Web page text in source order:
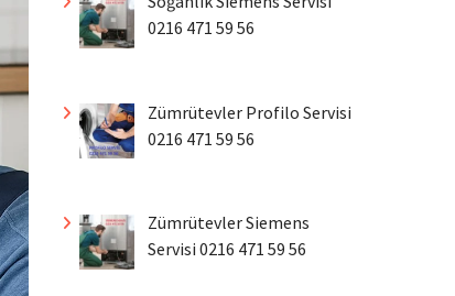
0216 471 59 56
Zümrütevler Profilo Servisi
0216 471 59 56
Zümrütevler Siemens
Servisi 0216 471 59 56